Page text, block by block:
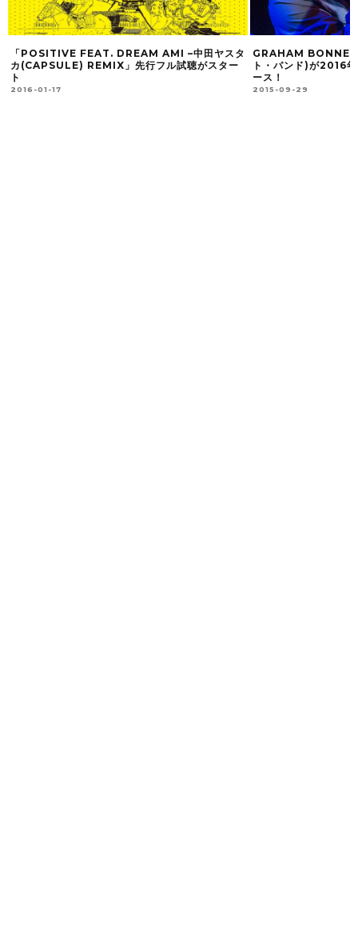
「POSITIVE FEAT. DREAM AMI –中田ヤスタ
カ(CAPSULE) REMIX」先行フル試聴がスター
ト
2016-01-17
GRAHAM BONNET
ト・バンド)が2016
ース！
2015-09-29